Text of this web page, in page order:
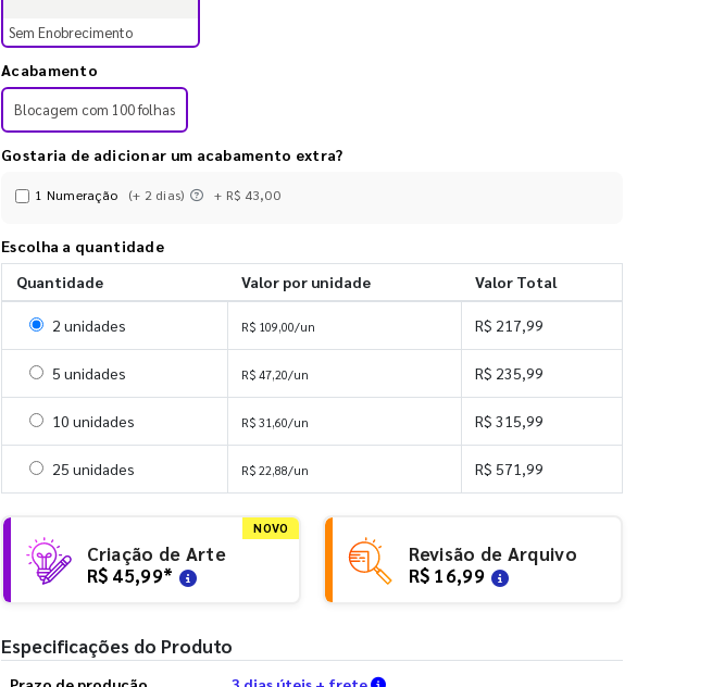
Sem Enobrecimento
Acabamento
Blocagem com 100 folhas
Gostaria de adicionar um acabamento extra?
1 Numeração (+ 2 dias) + R$ 43,00
Escolha a quantidade
Quantidade
Valor por unidade Valor Total
Selecionar 2 unidades
2 unidades R$ 109,00/un R$ 217,99
Selecionar 5 unidades
5 unidades R$ 47,20/un R$ 235,99
Selecionar 10 unidades
10 unidades R$ 31,60/un R$ 315,99
Selecionar 25 unidades
25 unidades R$ 22,88/un R$ 571,99
NOVO
Criação de Arte
R$ 45,99*
Revisão de Arquivo
R$ 16,99
Especificações do Produto
Verifique as condições de entrega